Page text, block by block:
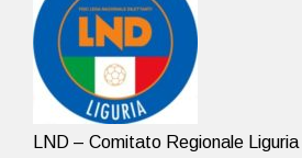
LND – Comitato Regionale Liguria